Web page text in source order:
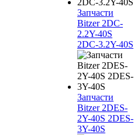
Запчасти
Bitzer 2DC-
2.2Y-40S
2DC-3.2Y-40S
Запчасти
Bitzer 2DES-
2Y-40S 2DES-
3Y-40S